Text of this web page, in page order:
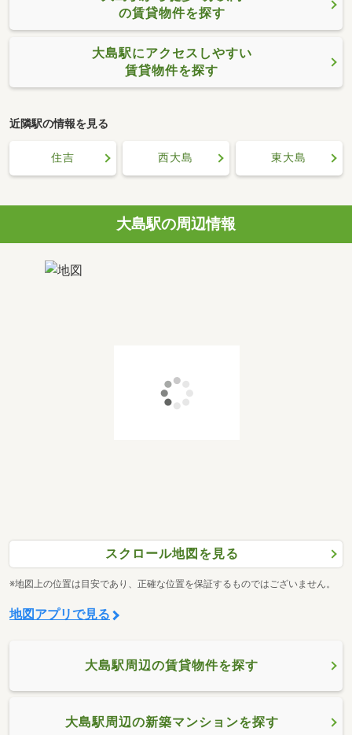
の賃貸物件を探す
大島駅にアクセスしやすい
賃貸物件を探す
近隣駅の情報を見る
住吉 西大島 東大島
大島駅の周辺情報
スクロール地図を見る
※地図上の位置は目安であり、正確な位置を保証するものではございません。
地図アプリで見る
大島駅周辺の賃貸物件を探す
大島駅周辺の新築マンションを探す